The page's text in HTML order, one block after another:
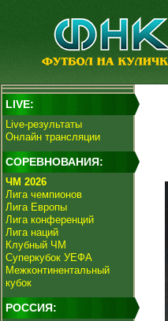
LIVE:
Live-результаты
Онлайн трансляции
СОРЕВНОВАНИЯ:
ЧМ 2026
Лига чемпионов
Лига Европы
Лига конференций
Лига наций
Клубный ЧМ
Суперкубок УЕФА
Межконтинентальный
кубок
РОССИЯ: